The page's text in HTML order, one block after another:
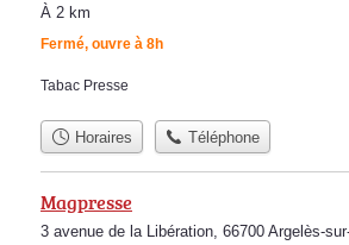
À 2 km
Fermé, ouvre à 8h
Tabac Presse
Horaires Téléphone
Magpresse
3 avenue de la Libération, 66700 Argelès-